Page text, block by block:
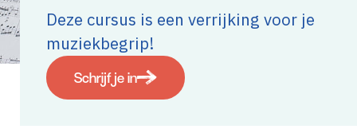
Deze cursus is een verrijking voor je
muziekbegrip!
Schrijf je in